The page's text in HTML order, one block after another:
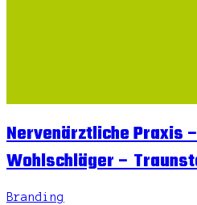
Nervenärztliche Praxis
Wohlschläger –
Branding